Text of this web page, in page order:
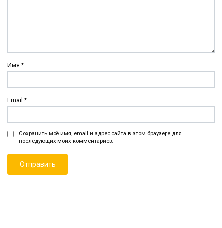
Имя*
Email*
Сохранить моё имя, email и адрес сайта в этом браузере для
последующих моих комментариев.